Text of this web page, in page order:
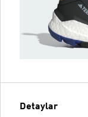
Detaylar